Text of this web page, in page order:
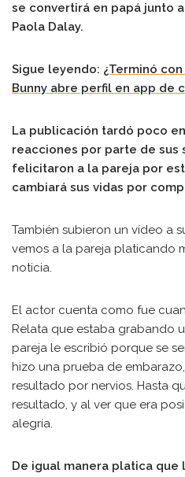
se convertirá en papá junto
Paola Dalay.
Sigue leyendo: ¿Terminó
Bunny abre perfil en app de
La publicación tardó poco
reacciones por parte de sus
felicitaron a la pareja por
cambiará sus vidas por
También subieron un vídeo a
vemos a la pareja platicando
noticia.
El actor cuenta como fue
Relata que estaba grabando
pareja le escribió porque se
hizo una prueba de
resultado por nervios. Hasta
resultado, y al ver que era
alegría.
De igual manera platica que